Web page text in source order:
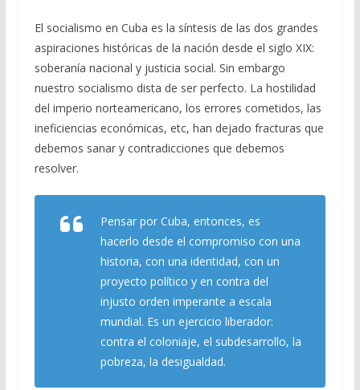
El socialismo en Cuba es la síntesis de las dos grandes
aspiraciones históricas de la nación desde el siglo XIX:
soberanía nacional y justicia social. Sin embargo
nuestro socialismo dista de ser perfecto. La hostilidad
del imperio norteamericano, los errores cometidos, las
ineficiencias económicas, etc, han dejado fracturas que
debemos sanar y contradicciones que debemos
resolver.
Pensar por Cuba, entonces, es
hacerlo desde el compromiso con una
historia, con una identidad, con un
proyecto político y en contra del
injusto orden imperante a escala
mundial. Es un ejercicio liberador:
contra el coloniaje, el subdesarrollo, la
pobreza, la desigualdad.